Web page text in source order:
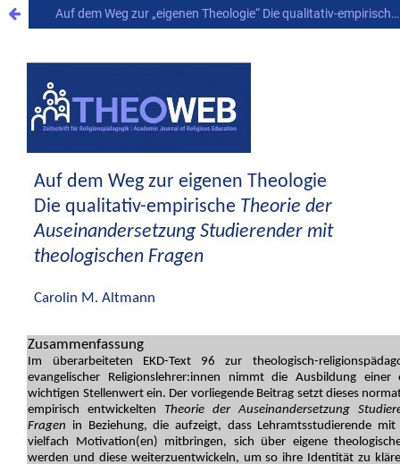
Auf dem Weg zur „eigenen Theologie“ Die qualitativ-empirische Theorie der Auseinandersetzung Studierender mit theologischen Fragen